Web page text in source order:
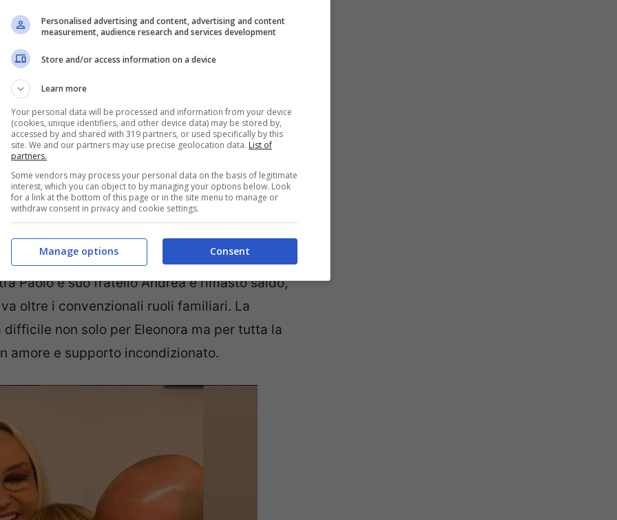
di Borotalco ha intrapreso una relazione con il
le nozze e la nascita del secondo figlio,
l’altro, ha conosciuto la moglie Clizia
ci vediamo molto meno. Non l’ho mai visto
bruttissima. Non ne parlo molto così come di
rapporti, intensificandoli quando alla
un tumore al pancreas,che l’ha costretta
del 26 marzo 2024. Nonostante le
Paolo e suo fratello Andrea è rimasto saldo,
oltre i convenzionali ruoli familiari. La
non solo per Eleonora ma per tutta la
amore e supporto incondizionato.
Personalised advertising and content, advertising and content
measurement, audience research and services development
Store and/or access information on a device
Learn more
Your personal data will be processed and information from your device
(cookies, unique identifiers, and other device data) may be stored by,
accessed by and shared with 319 partners, or used specifically by this
site. We and our partners may use precise geolocation data. List of
partners.
Some vendors may process your personal data on the basis of legitimate
interest, which you can object to by managing your options below. Look
for a link at the bottom of this page or in the site menu to manage or
withdraw consent in privacy and cookie settings.
Consent
Manage options